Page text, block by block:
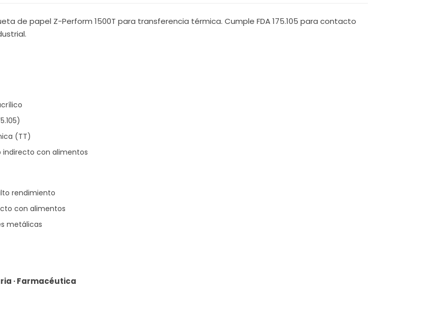
de papel Z-Perform 1500T para transferencia térmica. Cumple FDA 175.105 para contacto
(TT)
con alimentos
rendimiento
con alimentos
metálicas
· Farmacéutica